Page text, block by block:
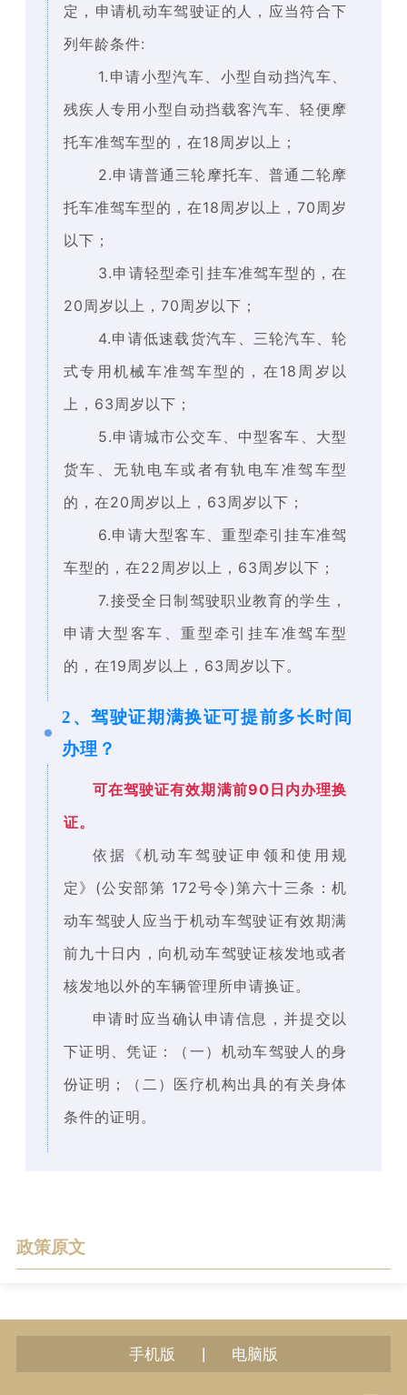
定，申请机动车驾驶证的人，应当符合下
列年龄条件:
1.申请小型汽车、小型自动挡汽车、
残疾人专用小型自动挡载客汽车、轻便摩
托车准驾车型的，在18周岁以上；
2.申请普通三轮摩托车、普通二轮摩
托车准驾车型的，在18周岁以上，70周岁
以下；
3.申请轻型牵引挂车准驾车型的，在
20周岁以上，70周岁以下；
4.申请低速载货汽车、三轮汽车、轮
式专用机械车准驾车型的，在18周岁以
上，63周岁以下；
5.申请城市公交车、中型客车、大型
货车、无轨电车或者有轨电车准驾车型
的，在20周岁以上，63周岁以下；
6.申请大型客车、重型牵引挂车准驾
车型的，在22周岁以上，63周岁以下；
7.接受全日制驾驶职业教育的学生，
申请大型客车、重型牵引挂车准驾车型
的，在19周岁以上，63周岁以下。
2、驾驶证期满换证可提前多长时间
办理？
可在驾驶证有效期满前90日内办理换
证。
依据《机动车驾驶证申领和使用规
定》(公安部第 172号令)第六十三条：机
动车驾驶人应当于机动车驾驶证有效期满
前九十日内，向机动车驾驶证核发地或者
核发地以外的车辆管理所申请换证。
申请时应当确认申请信息，并提交以
下证明、凭证：（一）机动车驾驶人的身
份证明；（二）医疗机构出具的有关身体
条件的证明。
政策原文
手机版 | 电脑版